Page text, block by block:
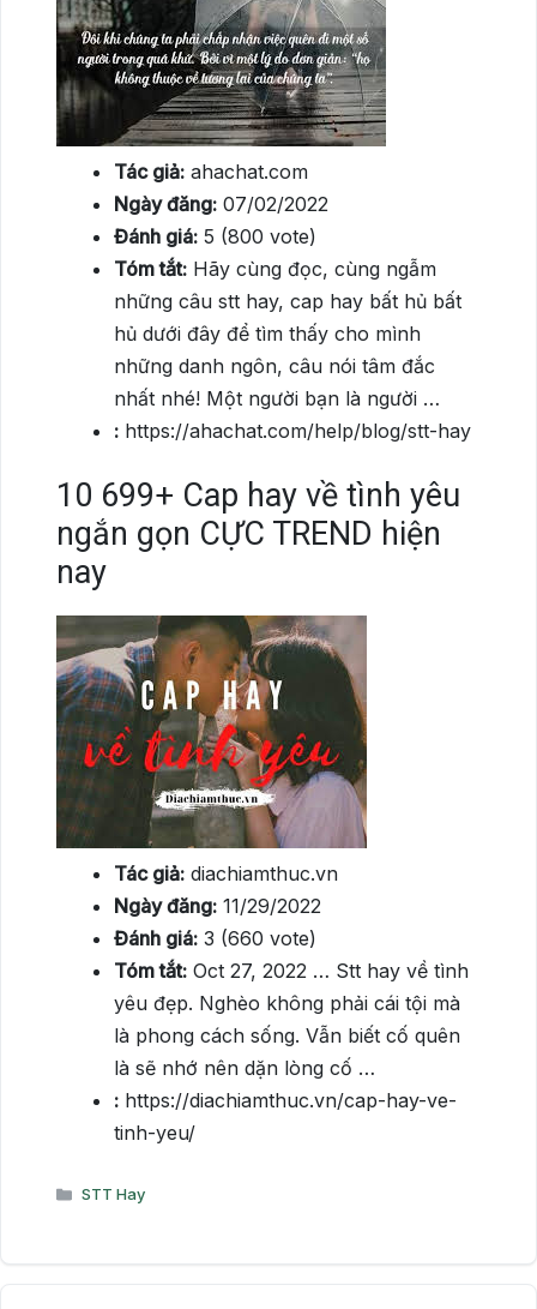
Tác giả: ahachat.com
Ngày đăng: 07/02/2022
Đánh giá: 5 (800 vote)
Tóm tắt: Hãy cùng đọc, cùng ngẫm
những câu stt hay, cap hay bất hủ bất
hủ dưới đây để tìm thấy cho mình
những danh ngôn, câu nói tâm đắc
nhất nhé! Một người bạn là người …
: https://ahachat.com/help/blog/stt-hay
10 699+ Cap hay về tình yêu
ngắn gọn CỰC TREND hiện
nay
Tác giả: diachiamthuc.vn
Ngày đăng: 11/29/2022
Đánh giá: 3 (660 vote)
Tóm tắt: Oct 27, 2022 … Stt hay về tình
yêu đẹp. Nghèo không phải cái tội mà
là phong cách sống. Vẫn biết cố quên
là sẽ nhớ nên dặn lòng cố …
: https://diachiamthuc.vn/cap-hay-ve-
tinh-yeu/
Danh
STT Hay